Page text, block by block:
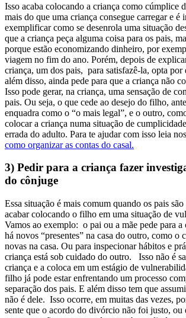
Isso acaba colocando a criança como cúmplice
mais do que uma criança consegue carregar e é
exemplificar como se desenrola uma situação
que a criança peça alguma coisa para os pais,
porque estão economizando dinheiro, por
viagem no fim do ano. Porém, depois de
criança, um dos pais, para satisfazê-la, opta por
além disso, ainda pede para que a criança não
Isso pode gerar, na criança, uma sensação de
pais. Ou seja, o que cede ao desejo do filho,
enquadra como o “o mais legal”, e o outro,
colocar a criança numa situação de
errada do adulto. Para te ajudar com isso leia
como organizar as contas do casal.
3) Pedir para a criança fazer
do cônjuge
Essa situação é mais comum quando os pais são
acabar colocando o filho em uma situação de
Vamos ao exemplo: o pai ou a mãe pede para a
há novos “presentes” na casa do outro, como o
novas na casa. Ou para inspecionar hábitos e
criança está sob cuidado do outro.
Isso não é
criança e a coloca em um estágio de
filho já pode estar enfrentando um processo
separação dos pais. E além disso tem que
não é dele. Isso ocorre, em muitas das vezes,
sente que o acordo do divórcio não foi justo, ou